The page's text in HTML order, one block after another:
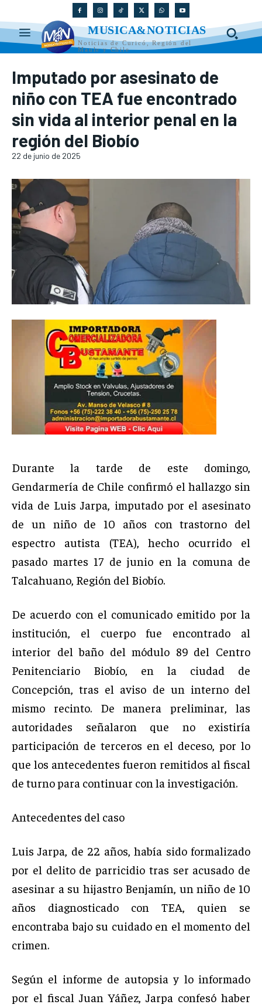
MUSICA&NOTICIAS
Noticias de Curicó, Región del
Maule y Chile
Imputado por asesinato de
niño con TEA fue encontrado
sin vida al interior penal en la
región del Biobío
22 de junio de 2025
Durante la tarde de este domingo,
Gendarmería de Chile confirmó el hallazgo sin
vida de Luis Jarpa, imputado por el asesinato
de un niño de 10 años con trastorno del
espectro autista (TEA), hecho ocurrido el
pasado martes 17 de junio en la comuna de
Talcahuano, Región del Biobío.
De acuerdo con el comunicado emitido por la
institución, el cuerpo fue encontrado al
interior del baño del módulo 89 del Centro
Penitenciario Biobío, en la ciudad de
Concepción, tras el aviso de un interno del
mismo recinto. De manera preliminar, las
autoridades señalaron que no existiría
participación de terceros en el deceso, por lo
que los antecedentes fueron remitidos al fiscal
de turno para continuar con la investigación.
Antecedentes del caso
Luis Jarpa, de 22 años, había sido formalizado
por el delito de parricidio tras ser acusado de
asesinar a su hijastro Benjamín, un niño de 10
años diagnosticado con TEA, quien se
encontraba bajo su cuidado en el momento del
crimen.
Según el informe de autopsia y lo informado
por el fiscal Juan Yáñez, Jarpa confesó haber